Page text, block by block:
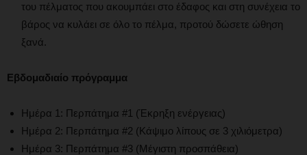
του πέλματος που ακουμπάει στο έδαφος και στη συνέχεια το
βάρος να κυλάει σε όλο το πέλμα, προτού δώσετε ώθηση
ξανά.
Εβδομαδιαίο πρόγραμμα
Ημέρα 1: Περπάτημα #1 (Έκρηξη ενέργειας)
Ημέρα 2: Περπάτημα #2 (Κάψιμο λίπους σε 3 χιλιόμετρα)
Ημέρα 3: Περπάτημα #3 (Μέγιστη προσπάθεια)